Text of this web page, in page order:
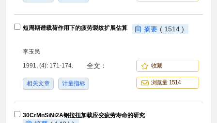
短周期谱载荷作用下的疲劳裂纹扩展估算 摘要 ( 1514 )
李玉民
1991, (4): 171-174. 全文：
相关文章 计量指标
收藏
浏览量 1514
30CrMnSiNi2A钢拉扭加载应变疲劳寿命的研究